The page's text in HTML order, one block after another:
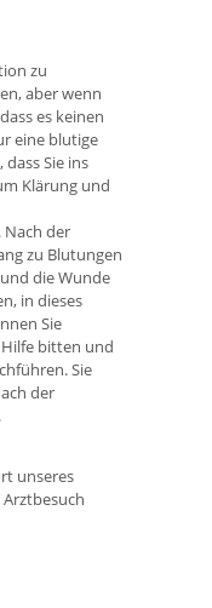
zu
aber wenn
es keinen
eine blutige
Sie ins
Klärung und
der
zu Blutungen
die Wunde
in dieses
Sie
bitten und
Sie
der
unseres